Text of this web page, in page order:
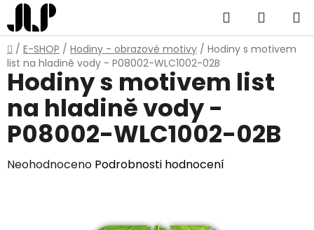
Přejít
na
obsah
Hledat
KOŠÍK
Domů
/ E-SHOP / Hodiny - obrazové motivy / Hodiny s motivem
list na hladině vody - P08002-WLC1002-02B
Hodiny s motivem list
na hladině vody -
P08002-WLC1002-02B
Průměrné
Neohodnoceno Podrobnosti hodnocení